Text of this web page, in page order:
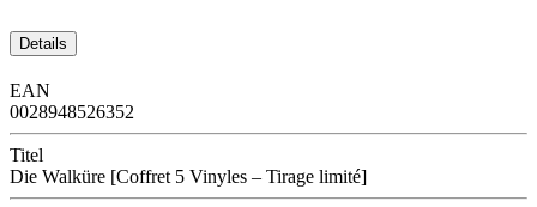
Details
EAN
0028948526352
Titel
Die Walküre [Coffret 5 Vinyles – Tirage limité]